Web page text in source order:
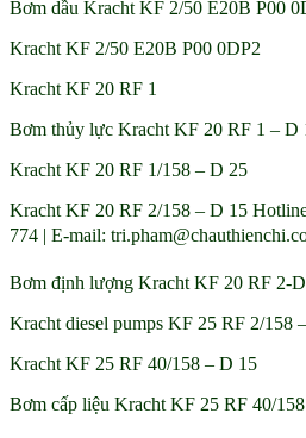
Bơm dầu Kracht KF 2/50 E20B P00
Kracht KF 2/50 E20B P00 0DP2
Kracht KF 20 RF 1
Bơm thủy lực Kracht KF 20 RF 1 – D
Kracht KF 20 RF 1/158 – D 25
Kracht KF 20 RF 2/158 – D 15
774 | E-mail:
Bơm định lượng Kracht KF 20 RF 2-
Kracht diesel pumps KF 25 RF 2/158
Kracht KF 25 RF 40/158 – D 15
Bơm cấp liệu Kracht KF 25 RF 40/